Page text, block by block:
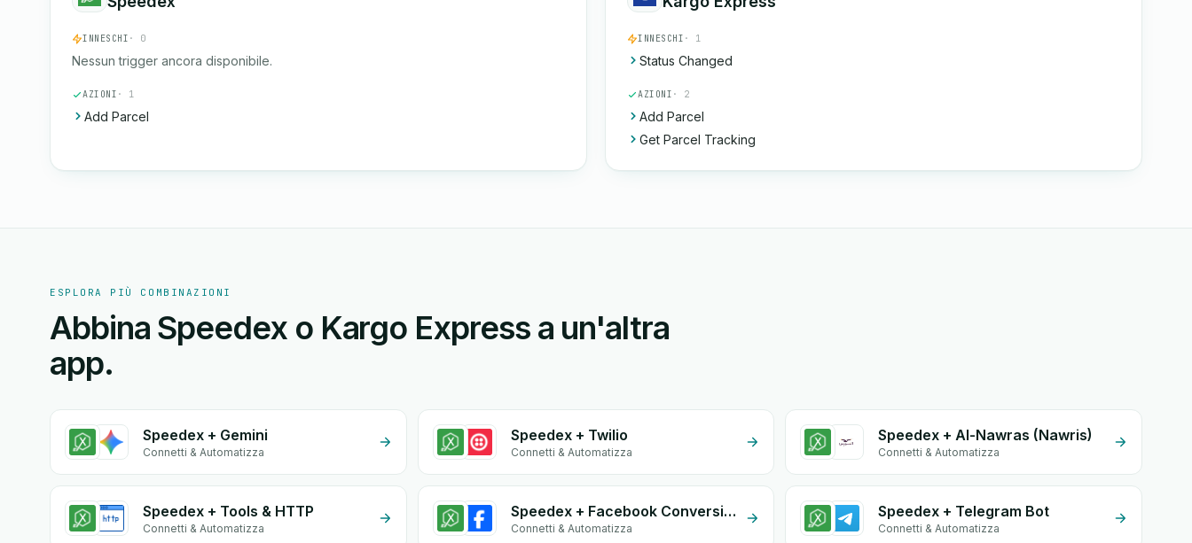
INNESCHI · 0
Nessun trigger ancora disponibile.
AZIONI · 1
Add Parcel
INNESCHI · 1
Status Changed
AZIONI · 2
Add Parcel
Get Parcel Tracking
ESPLORA PIÙ COMBINAZIONI
Abbina Speedex o Kargo Express a un'altra
app.
Speedex + Gemini
Connetti & Automatizza
Speedex + Twilio
Connetti & Automatizza
Speedex + Al-Nawras (Nawris)
Connetti & Automatizza
Speedex + Tools & HTTP
Connetti & Automatizza
Speedex + Facebook Conversion API (CAPI)
Connetti & Automatizza
Speedex + Telegram Bot
Connetti & Automatizza